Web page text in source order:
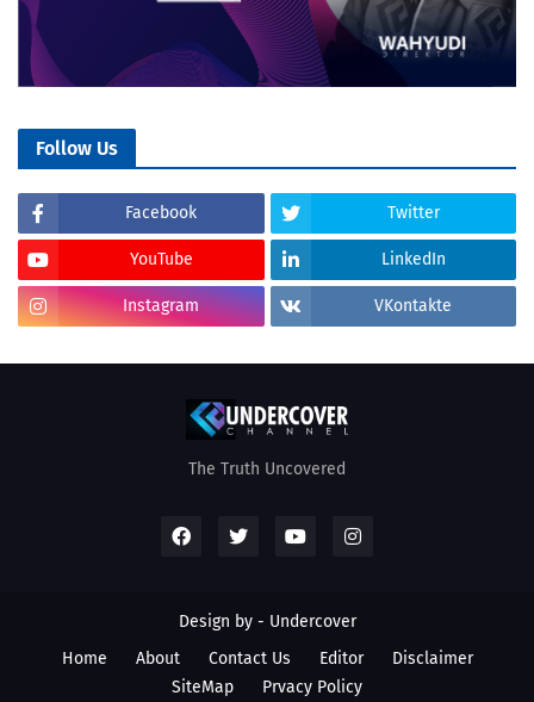
Follow Us
Facebook Twitter
YouTube LinkedIn
Instagram VKontakte
The Truth Uncovered
Design by - Undercover
Home
About Contact Us Editor
Disclaimer
SiteMap
Prvacy Policy